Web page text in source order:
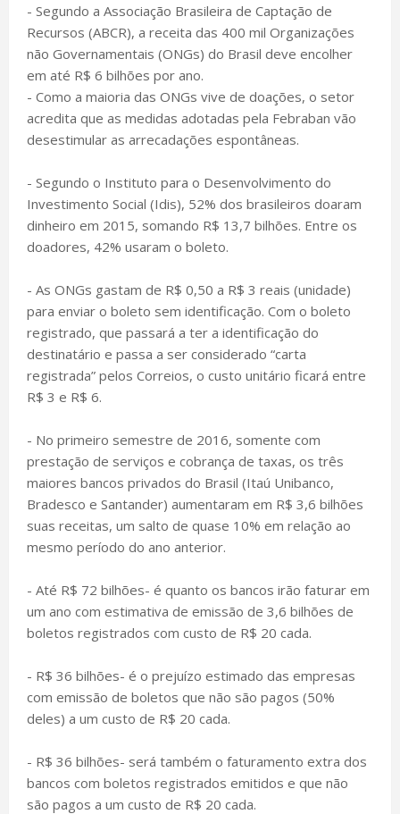
- Segundo a Associação Brasileira de Captação de
Recursos (ABCR), a receita das 400 mil Organizações
não Governamentais (ONGs) do Brasil deve encolher
em até R$ 6 bilhões por ano.
- Como a maioria das ONGs vive de doações, o setor
acredita que as medidas adotadas pela Febraban vão
desestimular as arrecadações espontâneas.
- Segundo o Instituto para o Desenvolvimento do
Investimento Social (Idis), 52% dos brasileiros doaram
dinheiro em 2015, somando R$ 13,7 bilhões. Entre os
doadores, 42% usaram o boleto.
- As ONGs gastam de R$ 0,50 a R$ 3 reais (unidade)
para enviar o boleto sem identificação. Com o boleto
registrado, que passará a ter a identificação do
destinatário e passa a ser considerado “carta
registrada” pelos Correios, o custo unitário ficará entre
R$ 3 e R$ 6.
- No primeiro semestre de 2016, somente com
prestação de serviços e cobrança de taxas, os três
maiores bancos privados do Brasil (Itaú Unibanco,
Bradesco e Santander) aumentaram em R$ 3,6 bilhões
suas receitas, um salto de quase 10% em relação ao
mesmo período do ano anterior.
- Até R$ 72 bilhões- é quanto os bancos irão faturar em
um ano com estimativa de emissão de 3,6 bilhões de
boletos registrados com custo de R$ 20 cada.
- R$ 36 bilhões- é o prejuízo estimado das empresas
com emissão de boletos que não são pagos (50%
deles) a um custo de R$ 20 cada.
- R$ 36 bilhões- será também o faturamento extra dos
bancos com boletos registrados emitidos e que não
são pagos a um custo de R$ 20 cada.